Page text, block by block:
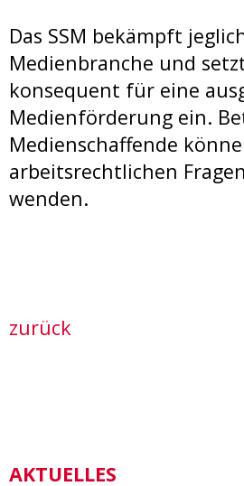
Das SSM bekämpft
Medienbranche und
konsequent für eine
Medienförderung ein.
Medienschaffende
arbeitsrechtlichen
wenden.
zurück
AKTUELLES